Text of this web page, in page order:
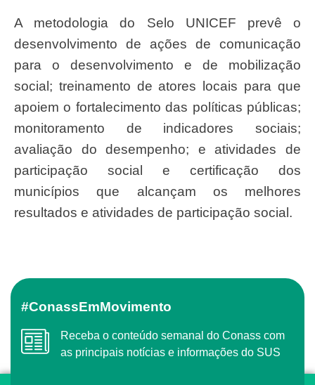
A metodologia do Selo UNICEF prevê o
desenvolvimento de ações de comunicação
para o desenvolvimento e de mobilização
social; treinamento de atores locais para que
apoiem o fortalecimento das políticas públicas;
monitoramento de indicadores sociais;
avaliação do desempenho; e atividades de
participação social e certificação dos
municípios que alcançam os melhores
resultados e atividades de participação social.
#ConassEmMovimento
Receba o conteúdo semanal do Conass com
as principais notícias e informações do SUS